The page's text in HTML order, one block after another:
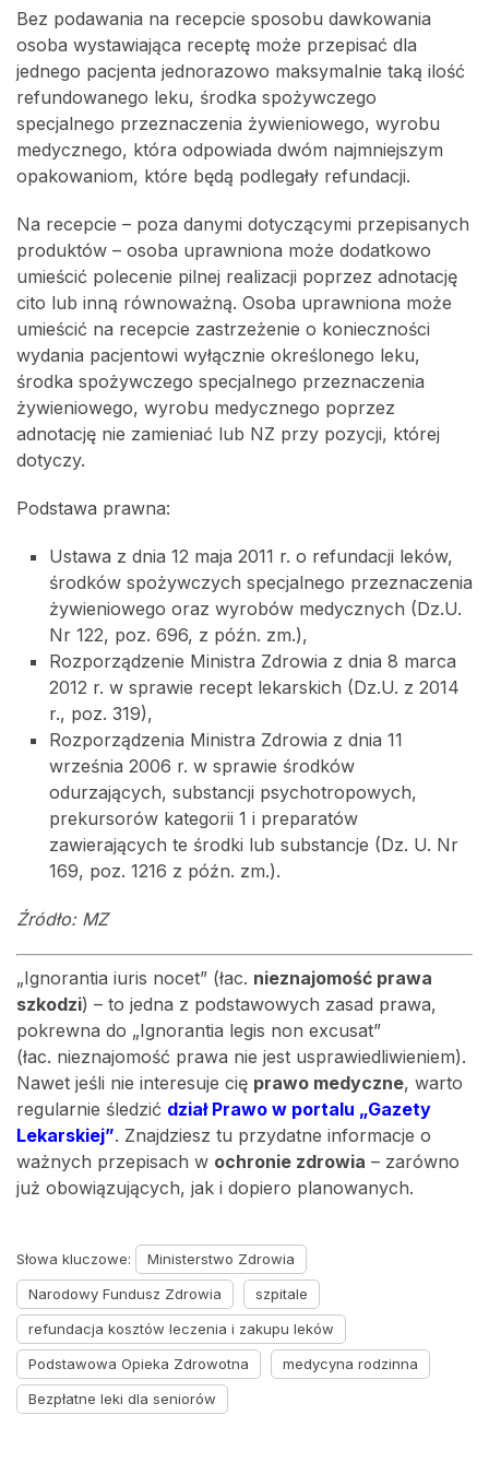
Bez podawania na recepcie sposobu dawkowania
osoba wystawiająca receptę może przepisać dla
jednego pacjenta jednorazowo maksymalnie taką ilość
refundowanego leku, środka spożywczego
specjalnego przeznaczenia żywieniowego, wyrobu
medycznego, która odpowiada dwóm najmniejszym
opakowaniom, które będą podlegały refundacji.
Na recepcie – poza danymi dotyczącymi przepisanych
produktów – osoba uprawniona może dodatkowo
umieścić polecenie pilnej realizacji poprzez adnotację
cito lub inną równoważną. Osoba uprawniona może
umieścić na recepcie zastrzeżenie o konieczności
wydania pacjentowi wyłącznie określonego leku,
środka spożywczego specjalnego przeznaczenia
żywieniowego, wyrobu medycznego poprzez
adnotację nie zamieniać lub NZ przy pozycji, której
dotyczy.
Podstawa prawna:
Ustawa z dnia 12 maja 2011 r. o refundacji leków,
środków spożywczych specjalnego przeznaczenia
żywieniowego oraz wyrobów medycznych (Dz.U.
Nr 122, poz. 696, z późn. zm.),
Rozporządzenie Ministra Zdrowia z dnia 8 marca
2012 r. w sprawie recept lekarskich (Dz.U. z 2014
r., poz. 319),
Rozporządzenia Ministra Zdrowia z dnia 11
września 2006 r. w sprawie środków
odurzających, substancji psychotropowych,
prekursorów kategorii 1 i preparatów
zawierających te środki lub substancje (Dz. U. Nr
169, poz. 1216 z późn. zm.).
Źródło: MZ
„Ignorantia iuris nocet” (łac. nieznajomość prawa
szkodzi) – to jedna z podstawowych zasad prawa,
pokrewna do „Ignorantia legis non excusat”
(łac. nieznajomość prawa nie jest usprawiedliwieniem).
Nawet jeśli nie interesuje cię prawo medyczne, warto
regularnie śledzić dział Prawo w portalu „Gazety
Lekarskiej”. Znajdziesz tu przydatne informacje o
ważnych przepisach w ochronie zdrowia – zarówno
już obowiązujących, jak i dopiero planowanych.
Słowa kluczowe:
Ministerstwo Zdrowia
Narodowy Fundusz Zdrowia
szpitale
refundacja kosztów leczenia i zakupu leków
Podstawowa Opieka Zdrowotna
medycyna rodzinna
Bezpłatne leki dla seniorów